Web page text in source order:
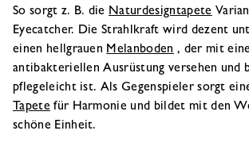
So sorgt z. B. die Naturdesigntapete
Eyecatcher. Die Strahlkraft wird dezent
einen hellgrauen Melanboden , der mit
antibakteriellen Ausrüstung versehen und
pflegeleicht ist. Als Gegenspieler sorgt
Tapete für Harmonie und bildet mit den
schöne Einheit.